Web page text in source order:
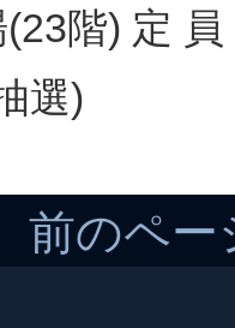
階) 定
選)
前のペー